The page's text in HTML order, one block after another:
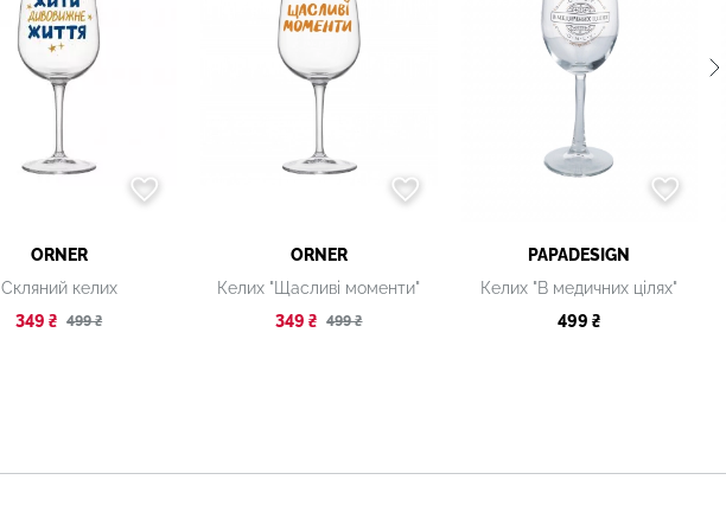
ORNER
Скляний келих
349 ₴ 499 ₴
ORNER
Келих "Щасливі моменти"
349 ₴
499 ₴
PAPADESIGN
Келих "В медичних цілях"
499 ₴